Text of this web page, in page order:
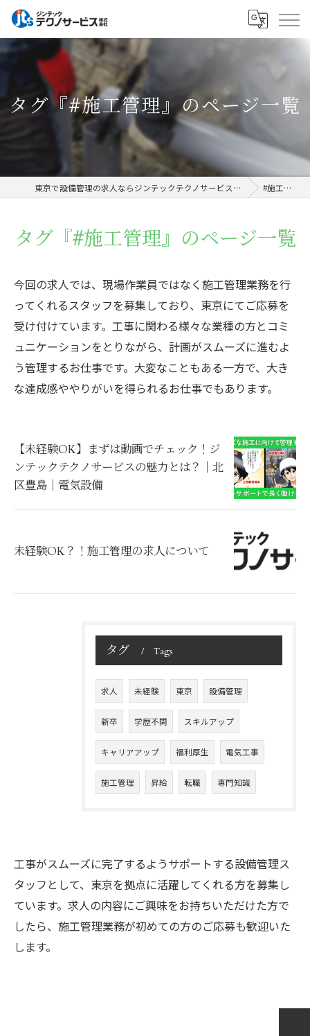
タグ『#施工管理』のページ一覧
東京で設備管理の求人ならジンテックテクノサービス株式会社 #施工管理
タグ『#施工管理』のページ一覧
今回の求人では、現場作業員ではなく施工管理業務を行
ってくれるスタッフを募集しており、東京にてご応募を
受け付けています。工事に関わる様々な業種の方とコミ
ュニケーションをとりながら、計画がスムーズに進むよ
う管理するお仕事です。大変なこともある一方で、大き
な達成感ややりがいを得られるお仕事でもあります。
【未経験OK】まずは動画でチェック！ジ
ンテックテクノサービスの魅力とは？｜北
区豊島｜電気設備
未経験OK？！施工管理の求人について
タグ Tags
求人 未経験 東京 設備管理
新卒 学歴不問 スキルアップ
キャリアアップ 福利厚生 電気工事
施工管理 昇給 転職 専門知識
工事がスムーズに完了するようサポートする設備管理ス
タッフとして、東京を拠点に活躍してくれる方を募集し
ています。求人の内容にご興味をお持ちいただけた方で
したら、施工管理業務が初めての方のご応募も歓迎いた
します。